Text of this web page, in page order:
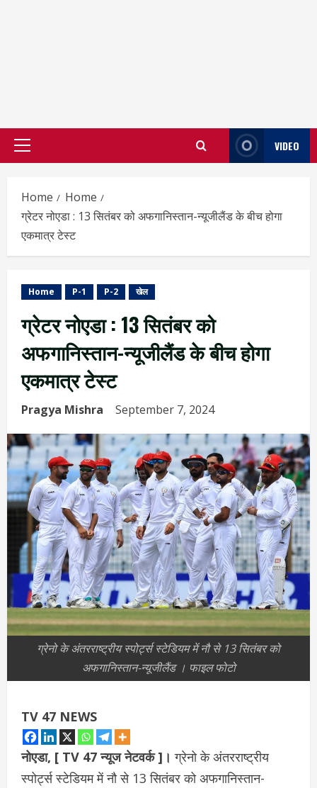
Primary
VIDEO
Home
Home
ग्रेटर नोएडा : 13 सितंबर को अफगानिस्तान-न्यूजीलैंड के बीच होगा
एकमात्र टेस्ट
Home P-1 P-2 खेल
ग्रेटर नोएडा : 13 सितंबर को
अफगानिस्तान-न्यूजीलैंड के बीच होगा
एकमात्र टेस्ट
Pragya Mishra September 7, 2024
ग्रेनो के अंतरराष्ट्रीय स्पोर्ट्स स्टेडियम में नौ से 13 सितंबर को
अफगानिस्तान-न्यूजीलैंड । फाइल फोटो
TV 47 NEWS
नोएडा, [ TV 47 न्‍यूज नेटवर्क ]।ग्रेनो के अंतरराष्ट्रीय
स्पोर्ट्स स्टेडियम में नौ से 13 सितंबर को अफगानिस्तान-